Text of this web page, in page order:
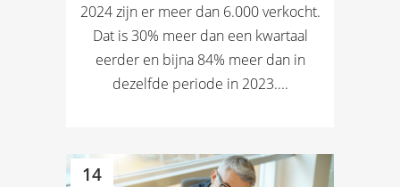
2024 zijn er meer dan 6.000 verkocht.
Dat is 30% meer dan een kwartaal
eerder en bijna 84% meer dan in
dezelfde periode in 2023....
14